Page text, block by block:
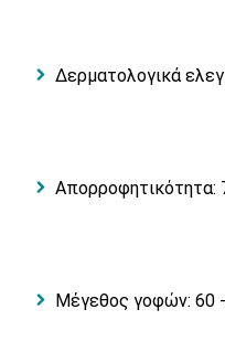
Δερματολογικά
Απορροφητικότητα:
Μέγεθος γοφών: 60